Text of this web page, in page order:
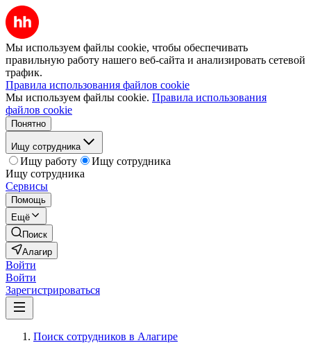
Мы используем файлы cookie, чтобы обеспечивать
правильную работу нашего веб-сайта и анализировать сетевой
трафик.
Правила использования файлов cookie
Мы используем файлы cookie. Правила использования
файлов cookie
Понятно
Ищу сотрудника
Ищу работу
Ищу сотрудника
Ищу сотрудника
Сервисы
Помощь
Ещё
Поиск
Алагир
Войти
Войти
Зарегистрироваться
Поиск сотрудников в Алагире